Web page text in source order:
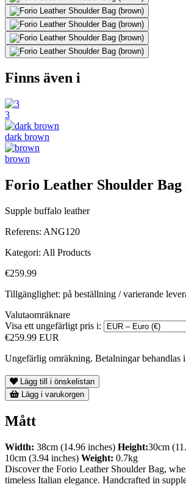
Finns även i
3
dark brown
brown
Forio Leather Shoulder Bag
Supple buffalo leather
Referens: ANG120
Kategori: All Products
€259.99
Tillgänglighet: på beställning / varierande
Valutaomräknare
Visa ett ungefärligt pris i:
€259.99 EUR
Ungefärlig omräkning. Betalningar behandlas
Lägg till i önskelistan
Lägg i varukorgen
Mått
Width: 38cm (14.96 inches) Height:30cm
10cm (3.94 inches) Weight: 0.7kg
Discover the Forio Leather Shoulder Bag,
timeless Italian elegance. Handcrafted in